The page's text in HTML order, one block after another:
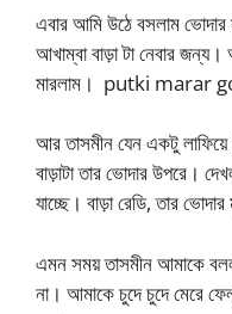
এবার আমি উঠে বসলাম
আখাম্বা বাড়া টা নেবার
মারলাম। putki marar
আর তাসমীন যেন একটু
বাড়াটা তার ভোদার উপরে।
যাচ্ছে। বাড়া রেডি, তার
এমন সময় তাসমীন আমাকে
না। আমাকে চুদে চুদে মেরে